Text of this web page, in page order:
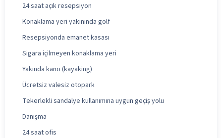
24 saat açık resepsiyon
Konaklama yeri yakınında golf
Resepsiyonda emanet kasası
Sigara içilmeyen konaklama yeri
Yakında kano (kayaking)
Ücretsiz valesiz otopark
Tekerlekli sandalye kullanımına uygun geçiş yolu
Danışma
24 saat ofis